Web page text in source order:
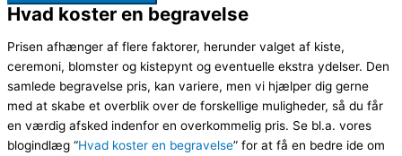
Hvad koster en begravelse
Prisen afhænger af flere faktorer, herunder valget af kiste,
ceremoni, blomster og kistepynt og eventuelle ekstra ydelser. Den
samlede begravelse pris, kan variere, men vi hjælper dig gerne
med at skabe et overblik over de forskellige muligheder, så du får
en værdig afsked indenfor en overkommelig pris. Se bl.a. vores
blogindlæg “Hvad koster en begravelse” for at få en bedre ide om